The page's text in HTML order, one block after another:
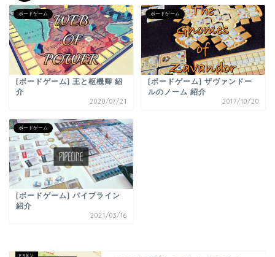
ボードゲーム
[ボードゲーム] 王と枢機卿 紹
介
2020/07/21
ボードゲーム
[ボードゲーム] ザヴァンドー
ルのノーム 紹介
2017/10/20
ボードゲーム
[ボードゲーム] パイプライン
紹介
2021/03/16